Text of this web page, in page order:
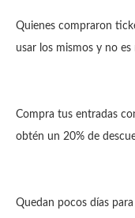
Quienes compraron
usar los mismos y no
Compra tus entradas
obtén un 20% de
Quedan pocos días